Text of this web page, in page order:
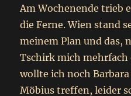
Am Wochenende trieb
die Ferne. Wien stand
meinem Plan und das,
Tschirk mich mehrfach
wollte ich noch
Möbius treffen, leider